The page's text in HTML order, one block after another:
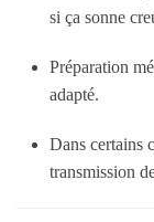
si ça sonne
Préparation
adapté.
Dans certains
transmission